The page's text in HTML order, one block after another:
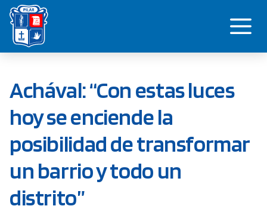
Saltar
contenido
Achával: “Con estas luces
hoy se enciende la
posibilidad de transformar
un barrio y todo un
distrito”